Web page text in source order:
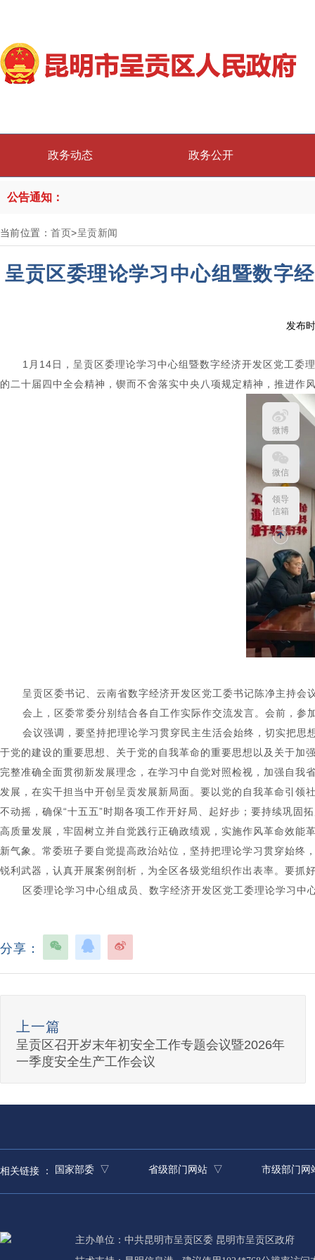
政务动态 政务公开
公告通知：
微博
微信
领导
信箱
当前位置：首页>呈贡新闻
呈贡区委理论学习中心组暨数字
发布
1月14日，呈贡区委理论学习中心组暨数字经济开发区党工委
的二十届四中全会精神，锲而不舍落实中央八项规定精神，推进作
呈贡区委书记、云南省数字经济开发区党工委书记陈净主持
会上，区委常委分别结合各自工作实际作交流发言。会前，
会议强调 ， 要坚持把理论学习贯穿民主生活会始终，切实把思
于党的建设的重要思想、关于党的自我革命的重要思想以及关于
完整准确全面贯彻新发展理念，在学习中自觉对照检视，加强自
发展，在实干担当中开创呈贡发展新局面。要以党的自我革命引
不动摇，确保“十五五”时期各项工作开好局、起好步；要持续巩
高质量发展，牢固树立并自觉践行正确政绩观，实施作风革命效
新气象。常委班子要自觉提高政治站位，坚持把理论学习贯穿始
锐利武器，认真开展案例剖析，为全区各级党组织作出表率。要抓
区委理论学习中心组成员、数字经济开发区党工委理论学习中
分享：
上一篇
呈贡区召开岁末年初安全工作专题会议暨2026年
一季度安全生产工作会议
相关链接 ： 国家部委 ▽ 省级部门网站 ▽ 市级部门
主办单位：中共昆明市呈贡区委 昆明市呈贡区政府